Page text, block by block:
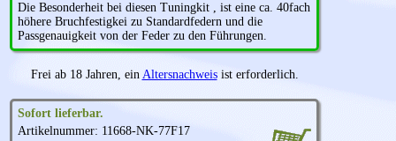
Die Besonderheit bei diesen Tuningkit , ist eine ca. 40fach
höhere Bruchfestigkei zu Standardfedern und die
Passgenauigkeit von der Feder zu den Führungen.
Frei ab 18 Jahren, ein Altersnachweisist erforderlich.
Sofort lieferbar.
Artikelnummer: 11668-NK-77F17